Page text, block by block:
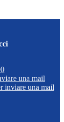
una mail
inviare una mail